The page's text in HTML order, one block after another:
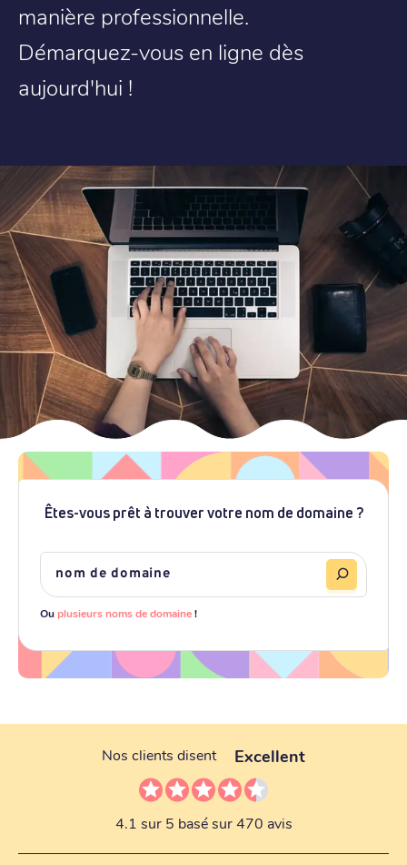
manière professionnelle.
Démarquez-vous en ligne dès
aujourd'hui !
Êtes-vous prêt à trouver votre nom de domaine ?
Ouplusieurs noms de domaine!
Nos clients disent Excellent
4.1 sur 5 basé sur 470 avis